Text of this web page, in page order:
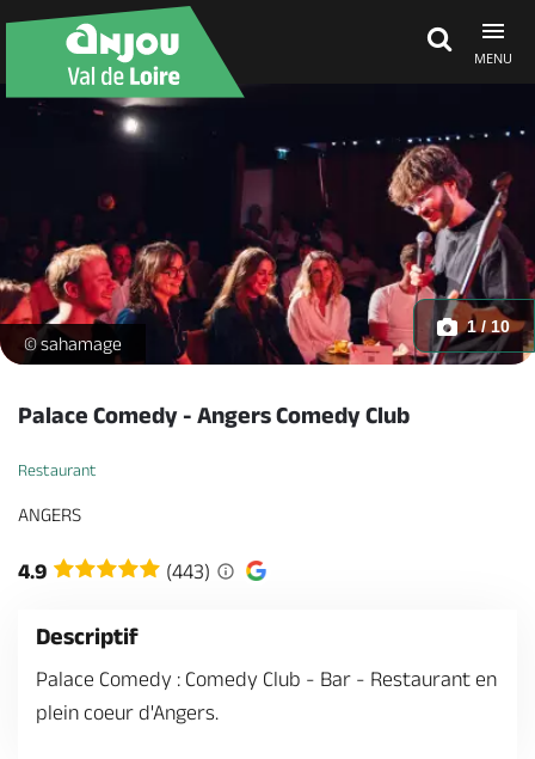
MENU
Découvrir
À voir, à faire
Agenda
Séjours, cadeaux
Brochures & Cartes Offices de tourisme
-
© sahamage
1 / 10
Palace Comedy - Angers Comedy Club
Restaurant
ANGERS
4.9 (443)
Descriptif
Palace Comedy : Comedy Club - Bar - Restaurant en
plein coeur d'Angers.